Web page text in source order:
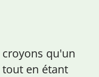
croyons qu'un
en étant